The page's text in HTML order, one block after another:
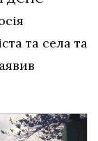
та села та